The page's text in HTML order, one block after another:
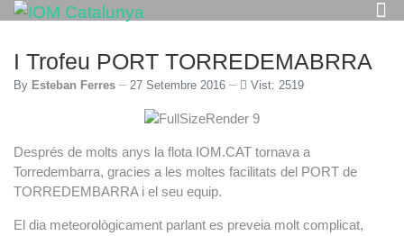
I Trofeu PORT TORREDEMABRRA
By Esteban Ferres 27 Setembre 2016 Vist: 2519
Després de molts anys la flota IOM.CAT tornava a
Torredembarra, gracies a les moltes facilitats del PORT de
TORREDEMBARRA i el seu equip.
El dia meteorològicament parlant es preveia molt complicat,